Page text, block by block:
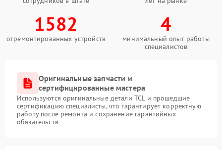
1582
отремонтированных устройств
4
минимальный опыт работы
специалистов
Оригинальные запчасти и
сертифицированные мастера
Используются оригинальные детали TCL и прошедшие
сертификацию специалисты, что гарантирует корректную
работу после ремонта и сохранение гарантийных
обязательств